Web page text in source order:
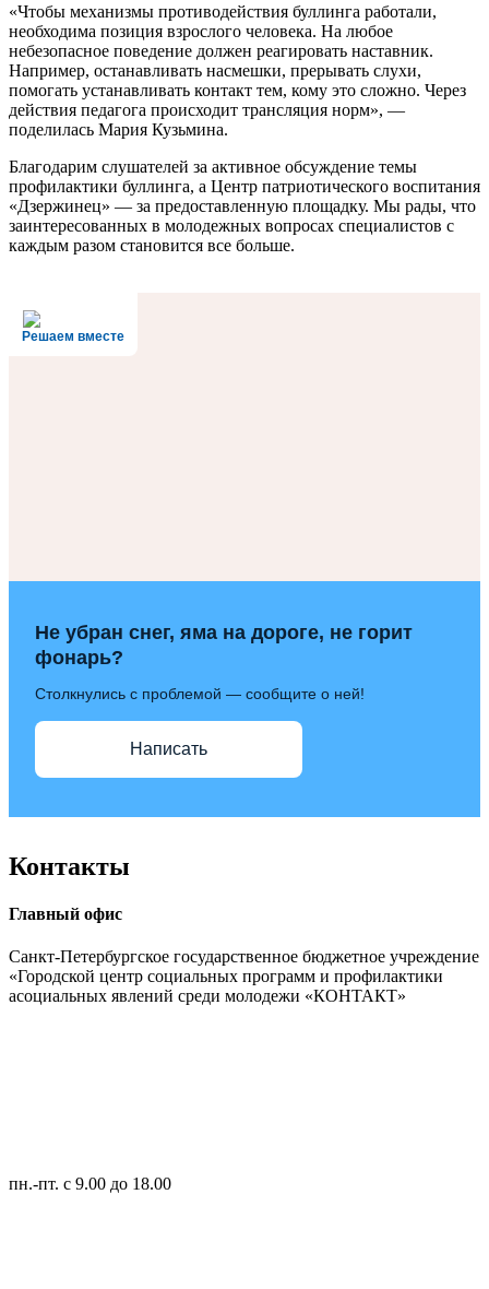
«Чтобы механизмы противодействия буллинга работали,
необходима позиция взрослого человека. На любое
небезопасное поведение должен реагировать наставник.
Например, останавливать насмешки, прерывать слухи,
помогать устанавливать контакт тем, кому это сложно. Через
действия педагога происходит трансляция норм», —
поделилась Мария Кузьмина.
Благодарим слушателей за активное обсуждение темы
профилактики буллинга, а Центр патриотического воспитания
«Дзержинец» — за предоставленную площадку. Мы рады, что
заинтересованных в молодежных вопросах специалистов с
каждым разом становится все больше.
Решаем вместе
Не убран снег, яма на дороге, не горит
фонарь?
Столкнулись с проблемой — сообщите о ней!
Написать
Контакты
Главный офис
Санкт-Петербургское государственное бюджетное учреждение
«Городской центр социальных программ и профилактики
асоциальных явлений среди молодежи «КОНТАКТ»
пн.-пт. с 9.00 до 18.00